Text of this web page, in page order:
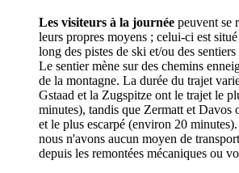
Les visiteurs à la journée peuvent se
leurs propres moyens ; celui-ci est
long des pistes de ski et/ou des
Le sentier mène sur des chemins
de la montagne. La durée du trajet
Gstaad et la Zugspitze ont le trajet le
minutes), tandis que Zermatt et Davos
et le plus escarpé (environ 20
nous n'avons aucun moyen de
depuis les remontées mécaniques ou